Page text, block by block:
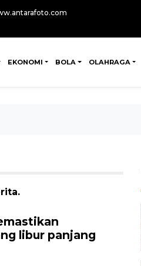
EKONOMI BOLA OLAHRAGA
libur panjang